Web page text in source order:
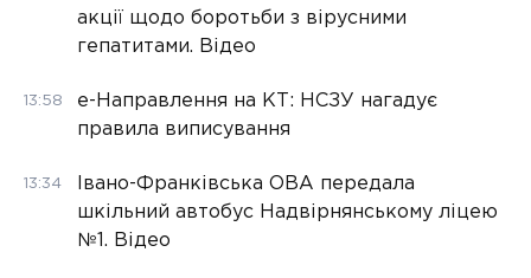
акції щодо боротьби з вірусними
гепатитами. Відео
13:58
е-Направлення на КТ: НСЗУ нагадує
правила виписування
13:34
Івано-Франківська ОВА передала
шкільний автобус Надвірнянському ліцею
№1. Відео